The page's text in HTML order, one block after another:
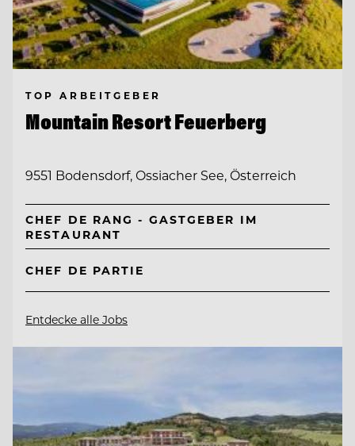
TOP ARBEITGEBER
Mountain Resort Feuerberg
9551 Bodensdorf, Ossiacher See, Österreich
CHEF DE RANG - GASTGEBER IM
RESTAURANT
CHEF DE PARTIE
Entdecke alle Jobs